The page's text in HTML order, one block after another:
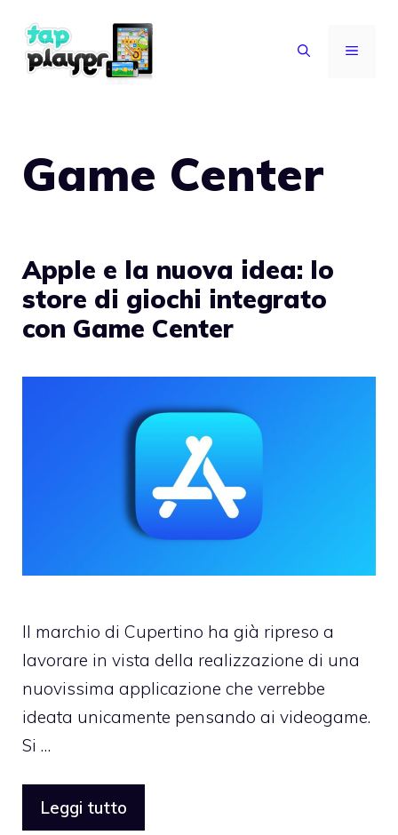
contenuto
MENU
Game Center
Apple e la nuova idea: lo
store di giochi integrato
con Game Center
Il marchio di Cupertino ha già ripreso a
lavorare in vista della realizzazione di una
nuovissima applicazione che verrebbe
ideata unicamente pensando ai videogame.
Si …
Leggi tutto